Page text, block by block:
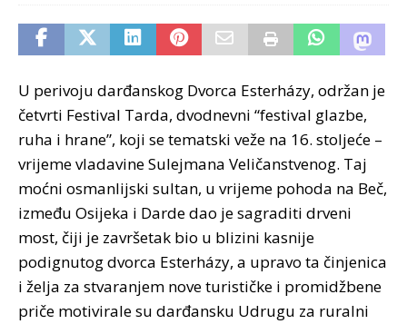
U perivoju darđanskog Dvorca Esterházy, održan je
četvrti Festival Tarda, dvodnevni “festival glazbe,
ruha i hrane”, koji se tematski veže na 16. stoljeće –
vrijeme vladavine Sulejmana Veličanstvenog. Taj
moćni osmanlijski sultan, u vrijeme pohoda na Beč,
između Osijeka i Darde dao je sagraditi drveni
most, čiji je završetak bio u blizini kasnije
podignutog dvorca Esterházy, a upravo ta činjenica
i želja za stvaranjem nove turističke i promidžbene
priče motivirale su darđansku Udrugu za ruralni